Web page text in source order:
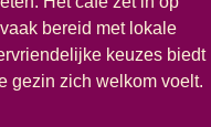
bereid met lokale
keuzes biedt
gezin zich welkom voelt.